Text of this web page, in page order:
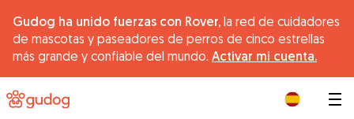
Gudog ha unido fuerzas con Rover, la red de cuidadores
de mascotas y paseadores de perros de cinco estrellas
más grande y confiable del mundo. Activar mi cuenta.